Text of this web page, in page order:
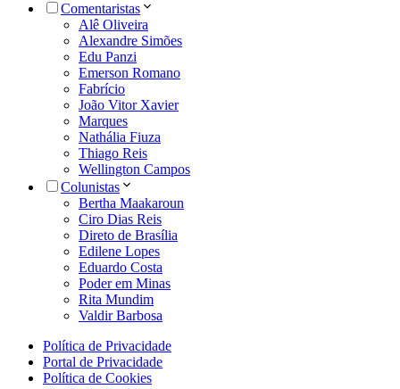
Comentaristas
Alê Oliveira
Alexandre Simões
Edu Panzi
Emerson Romano
Fabrício
João Vitor Xavier
Marques
Nathália Fiuza
Thiago Reis
Wellington Campos
Colunistas
Bertha Maakaroun
Ciro Dias Reis
Direto de Brasília
Edilene Lopes
Eduardo Costa
Poder em Minas
Rita Mundim
Valdir Barbosa
Política de Privacidade
Portal de Privacidade
Política de Cookies